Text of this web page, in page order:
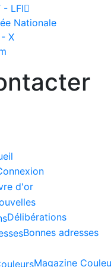
- LFI
Nationale
X
d'or
Délibérations
Bonnes adresses
Magazine